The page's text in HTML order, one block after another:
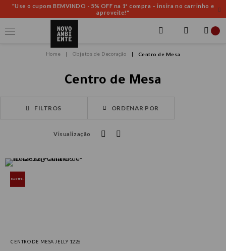
"Use o cupom BEMVINDO - 5% OFF na 1ª compra – insira no carrinho e
aproveite!"
Objetos de Decoração Centro de Mesa
Centro de Mesa
FILTROS ORDENAR POR
Visualização
CENTRO DE MESA JELLY 1226
KARTELL